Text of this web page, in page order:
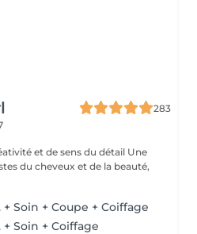
283
et de sens du détail Une
Soin + Coupe + Coiffage
Soin + Coiffage